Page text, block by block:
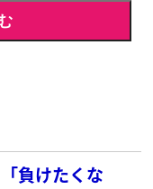
負けたくな